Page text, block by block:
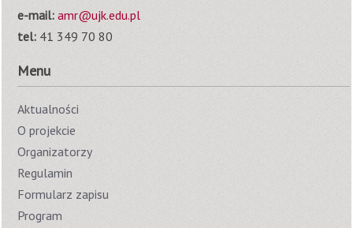
e-mail: amr@ujk.edu.pl
tel: 41 349 70 80
Menu
Aktualności
O projekcie
Organizatorzy
Regulamin
Formularz zapisu
Program